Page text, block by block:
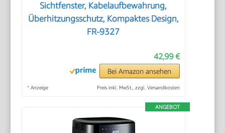
Sichtfenster, Kabelaufbewahrung,
Überhitzungsschutz, Kompaktes Design,
FR-9327
42,99 €
Bei Amazon ansehen
* Anzeige Preis inkl. MwSt., zzgl. Versandkosten
ANGEBOT